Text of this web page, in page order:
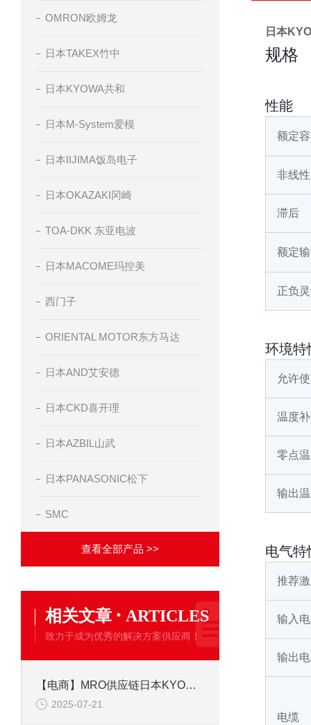
OMRON欧姆龙
日本TAKEX竹中
日本KYOWA共和
日本M-System爱模
日本IIJIMA饭岛电子
日本OKAZAKI冈崎
TOA-DKK 东亚电波
日本MACOME玛控美
西门子
ORIENTAL MOTOR东方马达
日本AND艾安德
日本CKD喜开理
日本AZBIL山武
日本PANASONIC松下
SMC
查看全部产品 >>
相关文章 · ARTICLES
致力于成为优秀的解决方案供应商！
【电商】MRO供应链日本KYOWA共和 应变片 KFGS-1-350-C1-23L5M3R
2025-07-21
日本
规格
性能
额定
非线性
滞后
额定
正负
环境特
允许
温度
零点
输出
电气特
推荐
输入
输出
电缆